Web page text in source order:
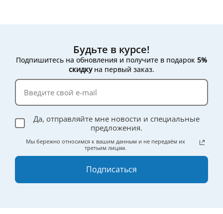
Будьте в курсе!
Подпишитесь на обновления и получите в подарок 5%
скидкуна первый заказ.
Да, отправляйте мне новости и специальные
предложения.
Мы бережно относимся к вашим данным и не передаём их
третьим лицам.
Подписаться